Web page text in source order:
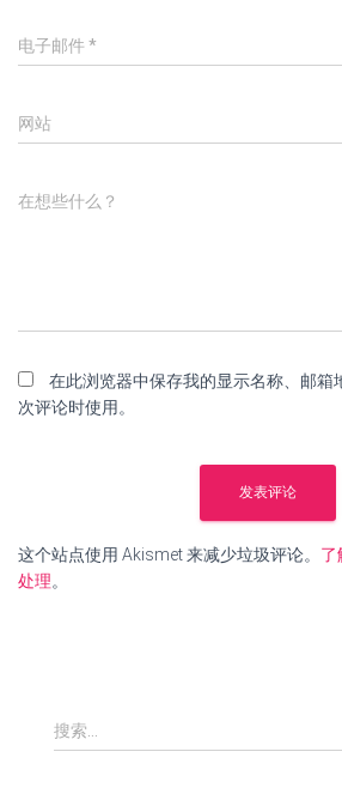
电子邮件 *
网站
在想些什么？
在此浏览器中保存我的显示名称、邮箱
次评论时使用。
这个站点使用 Akismet 来减少垃圾评论。 了
处理。
搜
索
搜索…